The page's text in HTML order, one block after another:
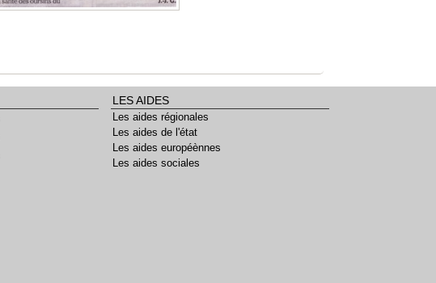
LES AIDES
Les aides régionales
Les aides de l'état
Les aides européènnes
Les aides sociales